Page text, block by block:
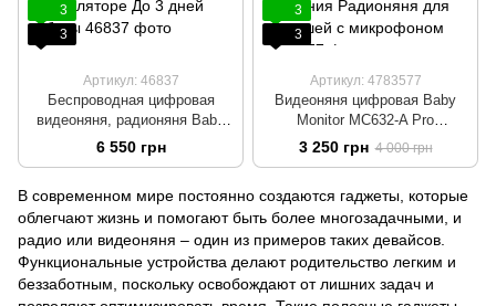
3
3
Артикул: 46837
Беспроводная цифровая
видеоняня, радионяня Baby
Monior T6 с с Wi-Fi и
подключением к телефону,
двусторонний связь и датчик
движения На аккумуляторе
До 3 дней работы
6 550 грн
3
3
Артикул: 4783577
Видеоняня цифровая Baby
Monitor MC632-A Pro
поворотная камера 360° с
монитором 3.2 дюйма, ночное
видеонаблюдение и датчик
движения Радионяня для
малышей с микрофоном
3 250 грн 4 000 грн
В современном мире постоянно создаются гаджеты, которые
облегчают жизнь и помогают быть более многозадачными, и
радио или видеоняня – один из примеров таких девайсов.
Функциональные устройства делают родительство легким и
беззаботным, поскольку освобождают от лишних задач и